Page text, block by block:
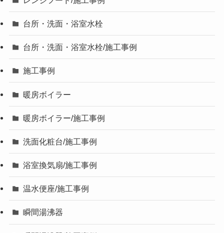
台所・洗面・浴室水栓
台所・洗面・浴室水栓/施工事例
施工事例
暖房ボイラー
暖房ボイラー/施工事例
洗面化粧台/施工事例
浴室換気扇/施工事例
温水便座/施工事例
瞬間湯沸器